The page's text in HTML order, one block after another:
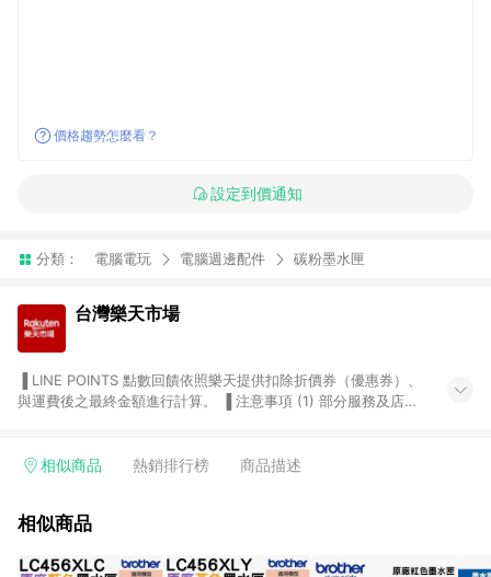
價格趨勢怎麼看？
設定到價通知
分類： 電腦電玩 電腦週邊配件 碳粉墨水匣
台灣樂天市場
與運費後之最終金額進行計算。 ▐ 注意事項 (1) 部分服務及店家
Smart mobile、神腦生活、JS巨盛、樂天KOBO電子書，請詳閱
台灣樂天市場，並在同一瀏覽器於24小時內結帳，才享有 LINE
市場 45 天內完成訂單出貨及結帳，則不符合贈點資格。 (4) 如
相似商品 熱銷排行榜 商品描述
相似商品